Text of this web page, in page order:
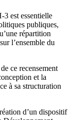
est essentielle
publiques,
répartition
l’ensemble du
ce recensement
et la
à sa structuration
d’un dispositif